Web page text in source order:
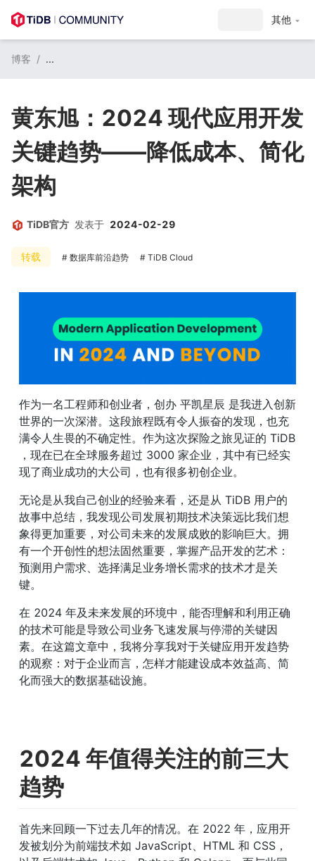
其他
博客 / ...
黄东旭：2024 现代应用开发
关键趋势——降低成本、简化
架构
TiDB官方 发表于 2024-02-29
转载 数据库前沿趋势 TiDB Cloud
作为一名工程师和创业者，创办 平凯星辰 是我进入创新
世界的一次深潜。这段旅程既有令人振奋的发现，也充
满令人生畏的不确定性。作为这次探险之旅见证的 TiDB
，现在已在全球服务超过 3000 家企业，其中有已经实
现了商业成功的大公司，也有很多初创企业。
无论是从我自己创业的经验来看，还是从 TiDB 用户的
故事中总结，我发现公司发展初期技术决策远比我们想
象得更加重要，对公司未来的发展成败的影响巨大。拥
有一个开创性的想法固然重要，掌握产品开发的艺术：
预测用户需求、选择满足业务增长需求的技术才是关
键。
在 2024 年及未来发展的环境中，能否理解和利用正确
的技术可能是导致公司业务飞速发展与停滞的关键因
素。在这篇文章中，我将分享我对于关键应用开发趋势
的观察：对于企业而言，怎样才能建设成本效益高、简
化而强大的数据基础设施。
2024 年值得关注的前三大
趋势
首先来回顾一下过去几年的情况。在 2022 年，应用开
发被划分为前端技术如 JavaScript、HTML 和 CSS，